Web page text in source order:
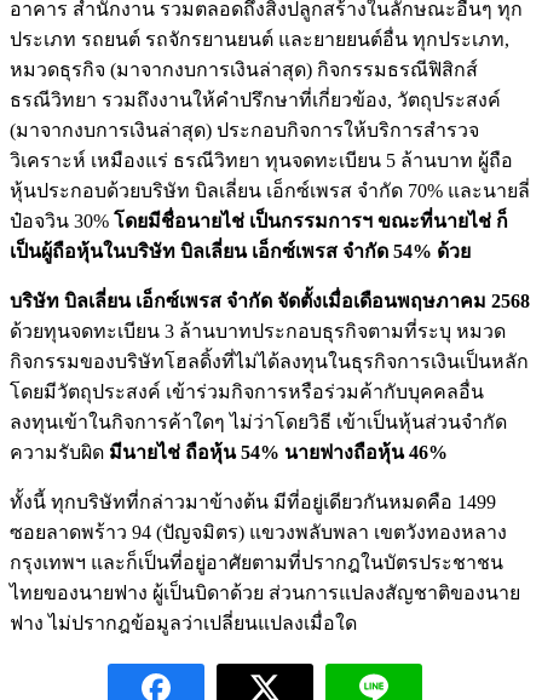
อาคาร สำนักงาน รวมตลอดถึงสิ่งปลูกสร้างในลักษณะอื่นๆ ทุก
ประเภท รถยนต์ รถจักรยานยนต์ และยายยนต์อื่น ทุกประเภท,
หมวดธุรกิจ (มาจากงบการเงินล่าสุด) กิจกรรมธรณีฟิสิกส์
ธรณีวิทยา รวมถึงงานให้คำปรึกษาที่เกี่ยวข้อง, วัตถุประสงค์
(มาจากงบการเงินล่าสุด) ประกอบกิจการให้บริการสำรวจ
วิเคราะห์ เหมืองแร่ ธรณีวิทยา ทุนจดทะเบียน 5 ล้านบาท ผู้ถือ
หุ้นประกอบด้วยบริษัท บิลเลี่ยน เอ็กซ์เพรส จำกัด 70% และนายลี่
ป๋อจวิน 30% โดยมีชื่อนายไช่ เป็นกรรมการฯ ขณะที่นายไช่ ก็
เป็นผู้ถือหุ้นในบริษัท บิลเลี่ยน เอ็กซ์เพรส จำกัด 54% ด้วย
บริษัท บิลเลี่ยน เอ็กซ์เพรส จำกัด จัดตั้งเมื่อเดือนพฤษภาคม 2568
ด้วยทุนจดทะเบียน 3 ล้านบาทประกอบธุรกิจตามที่ระบุ หมวด
กิจกรรมของบริษัทโฮลดิ้งที่ไม่ได้ลงทุนในธุรกิจการเงินเป็นหลัก
โดยมีวัตถุประสงค์ เข้าร่วมกิจการหรือร่วมค้ากับบุคคลอื่น
ลงทุนเข้าในกิจการค้าใดๆ ไม่ว่าโดยวิธี เข้าเป็นหุ้นส่วนจำกัด
ความรับผิด มีนายไช่ ถือหุ้น54% นายฟางถือหุ้น 46%
ทั้งนี้ ทุกบริษัทที่กล่าวมาข้างต้น มีที่อยู่เดียวกันหมดคือ 1499
ซอยลาดพร้าว 94 (ปัญจมิตร) แขวงพลับพลา เขตวังทองหลาง
กรุงเทพฯ และก็เป็นที่อยู่อาศัยตามที่ปรากฎในบัตรประชาชน
ไทยของนายฟาง ผู้เป็นบิดาด้วย ส่วนการแปลงสัญชาติของนาย
ฟาง ไม่ปรากฎข้อมูลว่าเปลี่ยนแปลงเมื่อใด